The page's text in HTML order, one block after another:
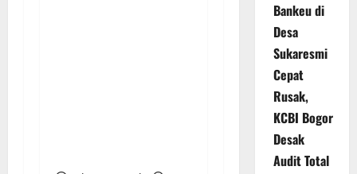
Bankeu di
Desa
Sukaresmi
Cepat
Rusak,
KCBI Bogor
Desak
Audit Total